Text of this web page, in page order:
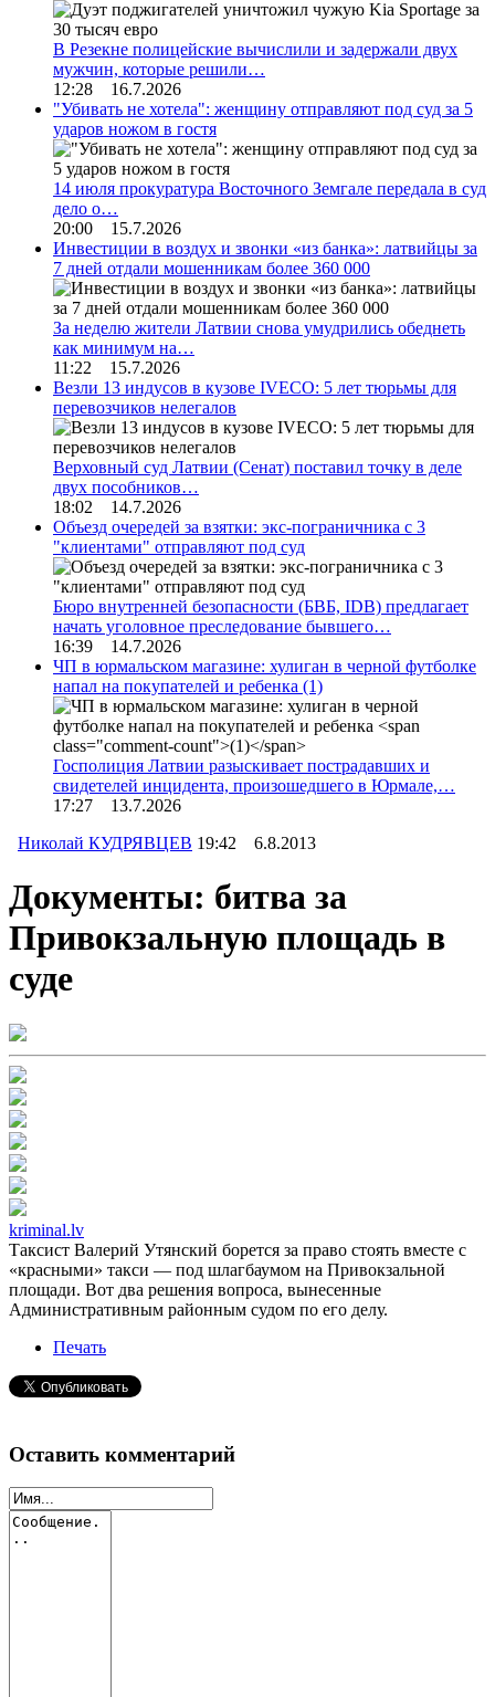
В Резекне полицейские вычислили и задержали двух
мужчин, которые решили…
12:28 16.7.2026
"Убивать не хотела": женщину отправляют под суд за 5
ударов ножом в гостя
14 июля прокуратура Восточного Земгале передала в суд
дело о…
20:00 15.7.2026
Инвестиции в воздух и звонки «из банка»: латвийцы за
7 дней отдали мошенникам более 360 000
За неделю жители Латвии снова умудрились обеднеть
как минимум на…
11:22 15.7.2026
Везли 13 индусов в кузове IVECO: 5 лет тюрьмы для
перевозчиков нелегалов
Верховный суд Латвии (Сенат) поставил точку в деле
двух пособников…
18:02 14.7.2026
Объезд очередей за взятки: экс-пограничника с 3
"клиентами" отправляют под суд
Бюро внутренней безопасности (БВБ, IDB) предлагает
начать уголовное преследование бывшего…
16:39 14.7.2026
ЧП в юрмальском магазине: хулиган в черной футболке
напал на покупателей и ребенка (1)
Госполиция Латвии разыскивает пострадавших и
свидетелей инцидента, произошедшего в Юрмале,…
17:27 13.7.2026
Николай КУДРЯВЦЕВ 19:42 6.8.2013
Документы: битва за
Привокзальную площадь в
суде
kriminal.lv
Таксист Валерий Утянский борется за право стоять вместе с
«красными» такси — под шлагбаумом на Привокзальной
площади. Вот два решения вопроса, вынесенные
Административным районным судом по его делу.
Печать
Оставить комментарий